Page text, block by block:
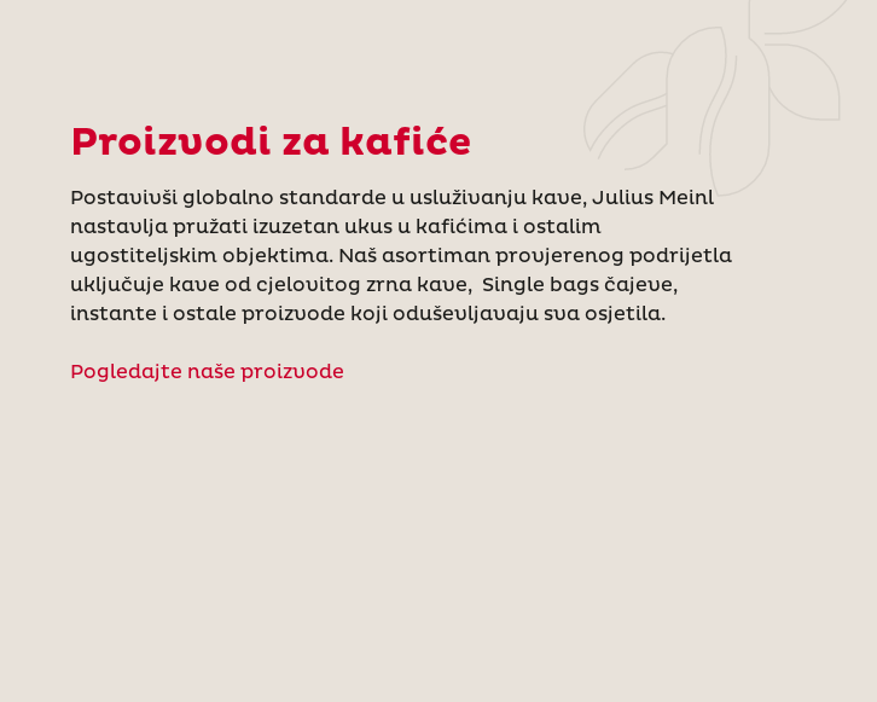
Proizvodi za kafiće
Postavivši globalno standarde u usluživanju kave, Julius Meinl
nastavlja pružati izuzetan ukus u kafićima i ostalim
ugostiteljskim objektima. Naš asortiman provjerenog podrijetla
uključuje kave od cjelovitog zrna kave, Single bags čajeve,
instante i ostale proizvode koji oduševljavaju sva osjetila.
Pogledajte naše proizvode